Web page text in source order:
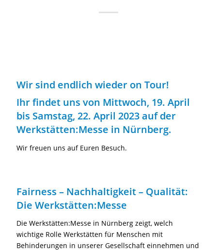
Wir sind endlich wieder on Tour!
Ihr findet uns von Mittwoch, 19. April
bis Samstag, 22. April 2023 auf der
Werkstätten:Messe in Nürnberg.
Wir freuen uns auf Euren Besuch.
Fairness – Nachhaltigkeit – Qualität:
Die Werkstätten:Messe
Die Werkstätten:Messe in Nürnberg zeigt, welch
wichtige Rolle Werkstätten für Menschen mit
Behinderungen in unserer Gesellschaft einnehmen und